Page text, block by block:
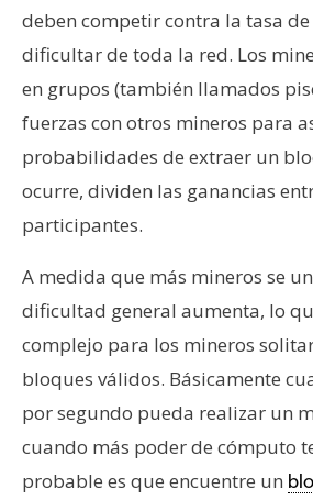
deben competir contra la tasa de
dificultar de toda la red. Los
en grupos (también llamados
fuerzas con otros mineros para
probabilidades de extraer un
ocurre, dividen las ganancias
participantes.
A medida que más mineros se
dificultad general aumenta, lo
complejo para los mineros
bloques válidos. Básicamente
por segundo pueda realizar un
cuando más poder de cómputo
probable es que encuentre un